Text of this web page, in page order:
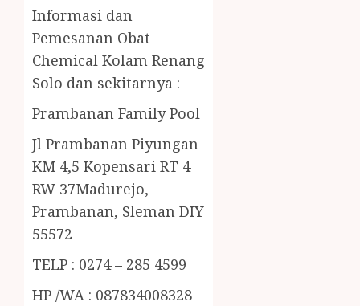
Informasi dan
Pemesanan Obat
Chemical Kolam Renang
Solo dan sekitarnya :
Prambanan Family Pool
Jl Prambanan Piyungan
KM 4,5 Kopensari RT 4
RW 37Madurejo,
Prambanan, Sleman DIY
55572
TELP : 0274 – 285 4599
HP /WA : 087834008328